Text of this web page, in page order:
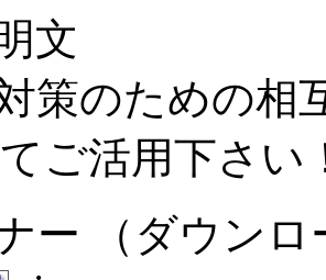
文
策のための相
ご活用下さい
ー （ダウン